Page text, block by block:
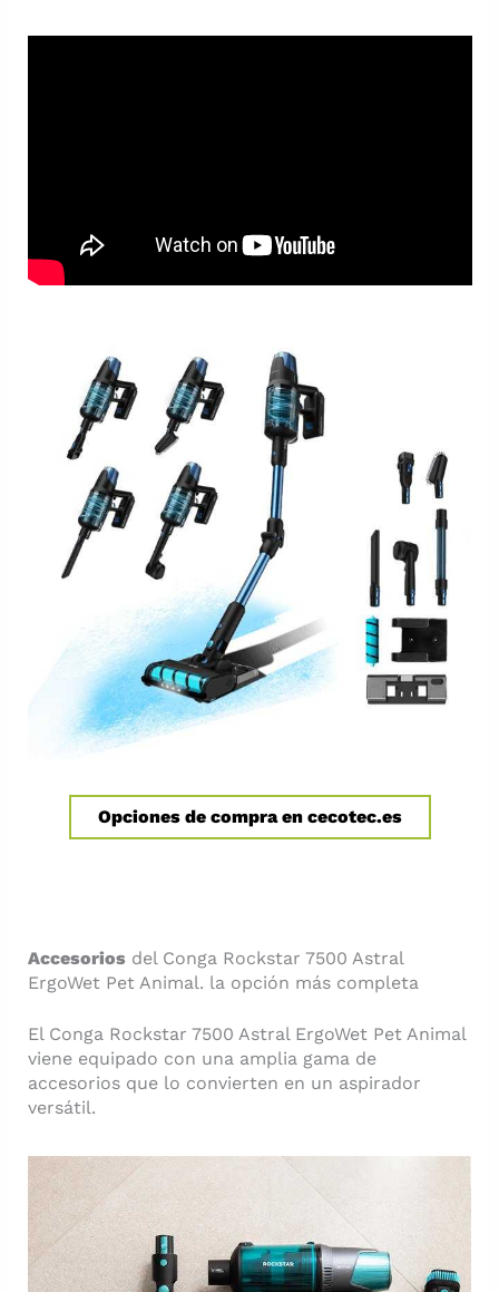
Opciones de compra en cecotec.es
Accesoriosdel Conga Rockstar 7500 Astral
ErgoWet Pet Animal. la opción más completa
El Conga Rockstar 7500 Astral ErgoWet Pet Animal
viene equipado con una amplia gama de
accesorios que lo convierten en un aspirador
versátil.